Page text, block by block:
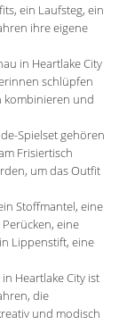
ein Laufsteg, ein
ihre eigene
in Heartlake City
schlüpfen
kombinieren und
Spielset gehören
Frisiertisch
um das Outfit
Stoffmantel, eine
Perücken, eine
Lippenstift, eine
Heartlake City ist
die
und modisch